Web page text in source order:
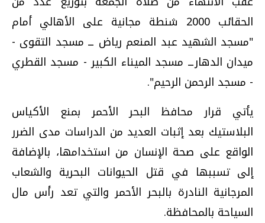
الحقائب 2000 شنطة مجانية على الأهالي أمام
"مسجد الشهيد عبد المنعم رياض ــ مسجد التقوى -
ميدان الدهارــ مسجد الميناء الكبير - مسجد القطري
- مسجد الرحمن الرحيم".
يأتي قرار محافظ البحر الأحمر بمنع الأكياس
البلاستيك بعد إثبات العديد من الدراسات مدى الضرر
الواقع على صحة الإنسان من استخدامها، بالإضافة
إلى تسببها في قتل الحيوانات البحرية والشعاب
المرجانية النادرة بالبحر الأحمر والتي تعد رأس مال
السياحة بالمحافظة.